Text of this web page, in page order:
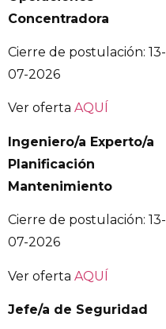
Concentradora
Cierre de postulación: 13-
07-2026
Ver oferta AQUÍ
Ingeniero/a Experto/a
Planificación
Mantenimiento
Cierre de postulación: 13-
07-2026
Ver oferta AQUÍ
Jefe/a de Seguridad